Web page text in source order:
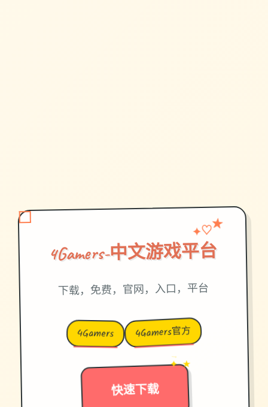
4Gamers-中文游戏平台
✦♡★
下载，免费，官网，入口，平台
4Gamers 4Gamers官方
快速下载
→
✦ ★